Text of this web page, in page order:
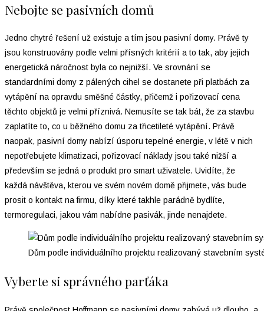
Nebojte se pasivních domů
Jedno chytré řešení už existuje a tím jsou pasivní domy. Právě ty
jsou konstruovány podle velmi přísných kritérií a to tak, aby jejich
energetická náročnost byla co nejnižší. Ve srovnání se
standardními domy z pálených cihel se dostanete při platbách za
vytápění na opravdu směšné částky, přičemž i pořizovací cena
těchto objektů je velmi příznivá. Nemusíte se tak bát, že za stavbu
zaplatíte to, co u běžného domu za třicetileté vytápění. Právě
naopak, pasivní domy nabízí úsporu tepelné energie, v létě v nich
nepotřebujete klimatizaci, pořizovací náklady jsou také nižší a
především se jedná o produkt pro smart uživatele. Uvidíte, že
každá návštěva, kterou ve svém novém domě přijmete, vás bude
prosit o kontakt na firmu, díky které takhle parádně bydlíte,
termoregulaci, jakou vám nabídne pasivák, jinde nenajdete.
Dům podle individuálního projektu realizovaný stavebním
Vyberte si správného parťáka